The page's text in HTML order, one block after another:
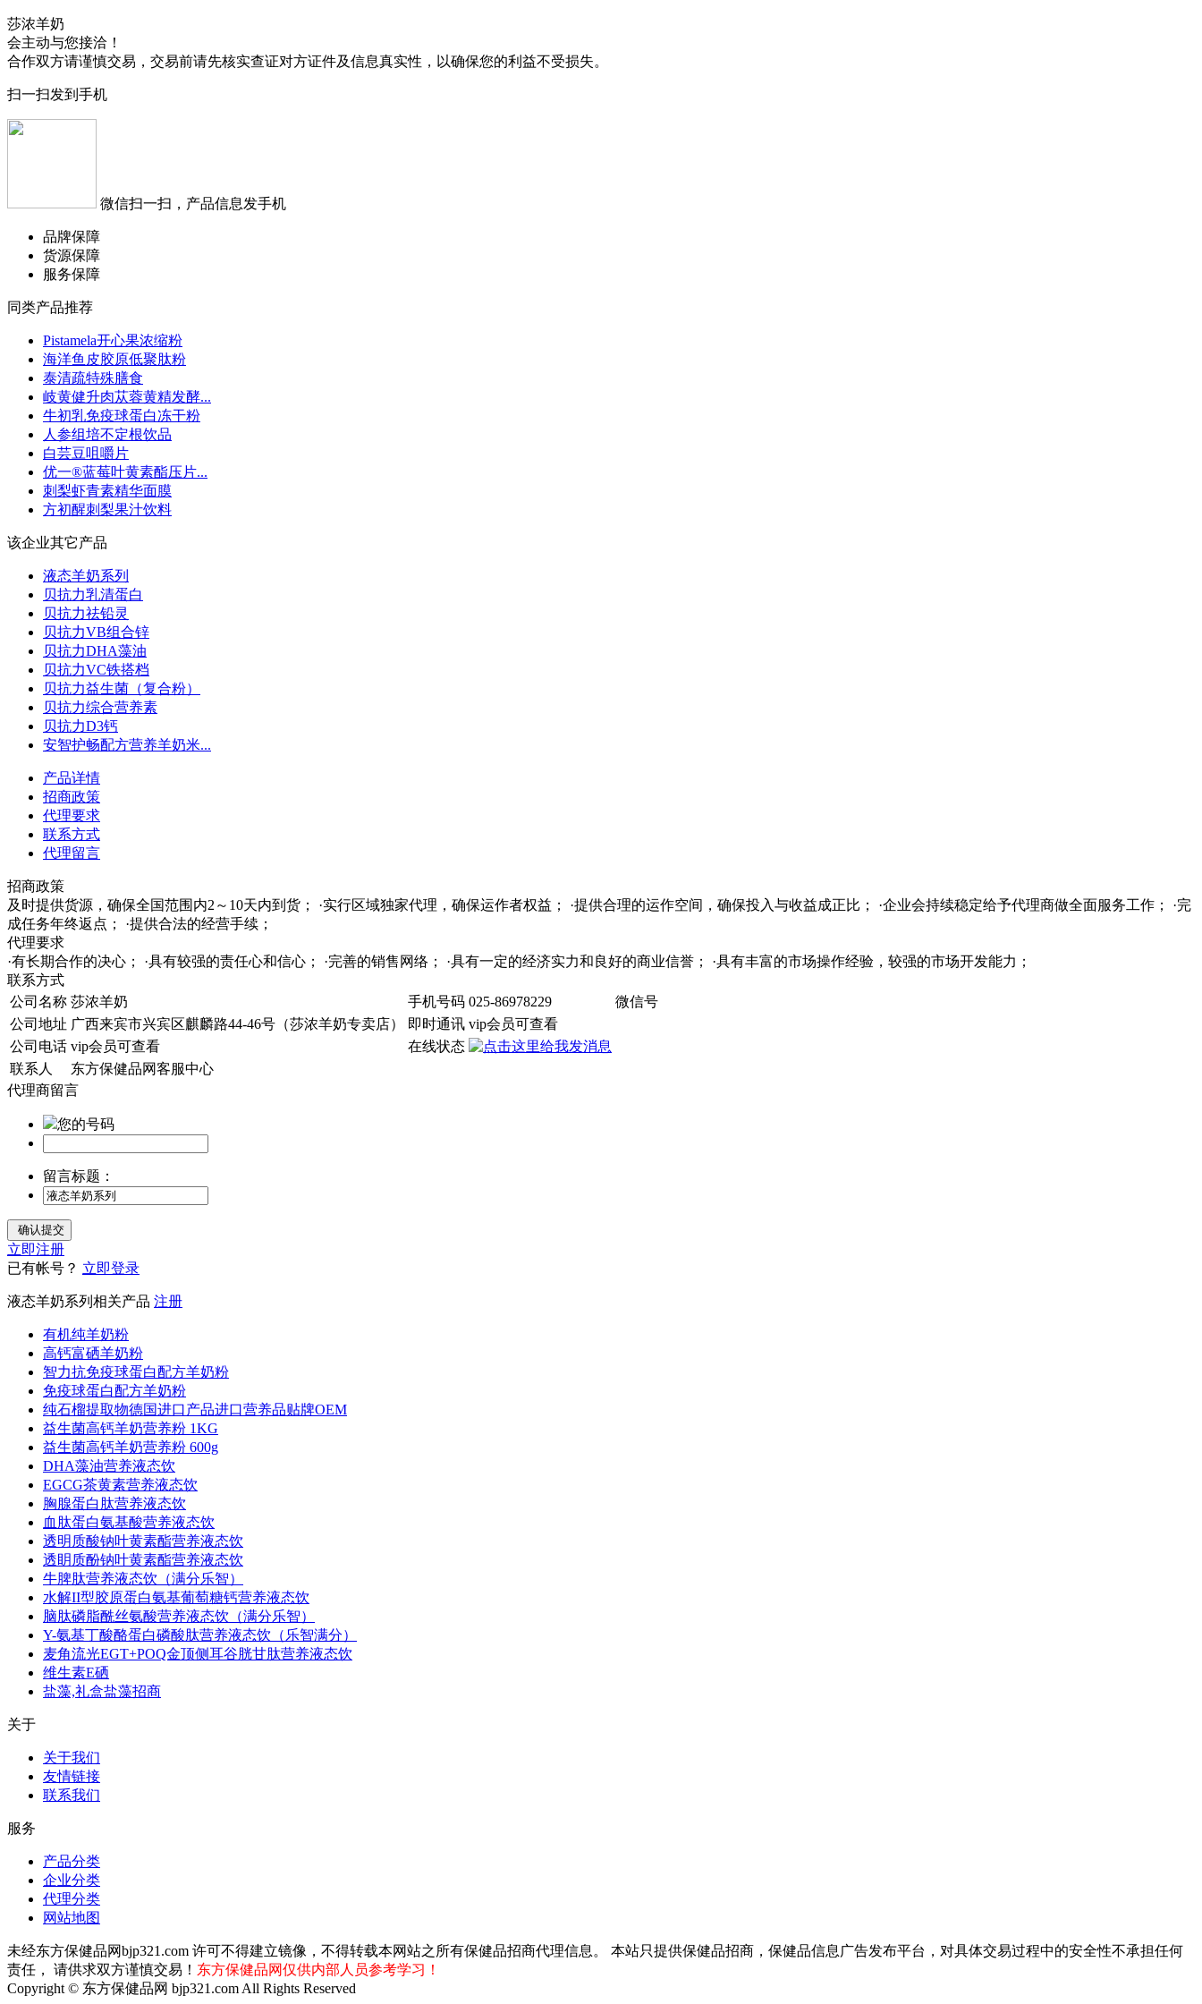
莎浓羊奶
会主动与您接洽！
合作双方请谨慎交易，交易前请先核实查证对方证件及信息真实性，以确保您的利益不受损失。
扫一扫发到手机
微信扫一扫，产品信息发手机
品牌保障
货源保障
服务保障
同类产品推荐
Pistamela开心果浓缩粉
海洋鱼皮胶原低聚肽粉
泰清疏特殊膳食
岐黄健升肉苁蓉黄精发酵...
牛初乳免疫球蛋白冻干粉
人参组培不定根饮品
白芸豆咀嚼片
优一®蓝莓叶黄素酯压片...
刺梨虾青素精华面膜
方初醒刺梨果汁饮料
该企业其它产品
液态羊奶系列
贝抗力乳清蛋白
贝抗力祛铅灵
贝抗力VB组合锌
贝抗力DHA藻油
贝抗力VC铁搭档
贝抗力益生菌（复合粉）
贝抗力综合营养素
贝抗力D3钙
安智护畅配方营养羊奶米...
产品详情
招商政策
代理要求
联系方式
代理留言
招商政策
及时提供货源，确保全国范围内2～10天内到货； ·实行区域独家代理，确保运作者权益； ·提供合理的运作空间，确保投入与收益成正比； ·企业会持续稳定给予代理商做全面服务工作； ·完
成任务年终返点； ·提供合法的经营手续；
代理要求
·有长期合作的决心； ·具有较强的责任心和信心； ·完善的销售网络； ·具有一定的经济实力和良好的商业信誉； ·具有丰富的市场操作经验，较强的市场开发能力；
联系方式
公司名称 莎浓羊奶 手机号码 025-86978229
微信号
公司地址 广西来宾市兴宾区麒麟路44-46号（莎浓羊奶专卖店） 即时通讯 vip会员可查看
公司电话 vip会员可查看
在线状态
联系人
东方保健品网客服中心
代理商留言
您的号码
留言标题：
立即注册
已有帐号？ 立即登录
液态羊奶系列相关产品 注册
有机纯羊奶粉
高钙富硒羊奶粉
智力抗免疫球蛋白配方羊奶粉
免疫球蛋白配方羊奶粉
纯石榴提取物德国进口产品进口营养品贴牌OEM
益生菌高钙羊奶营养粉 1KG
益生菌高钙羊奶营养粉 600g
DHA藻油营养液态饮
EGCG茶黄素营养液态饮
胸腺蛋白肽营养液态饮
血肽蛋白氨基酸营养液态饮
透明质酸钠叶黄素酯营养液态饮
透眀质酚钠叶黄素酯营养液态饮
牛脾肽营养液态饮（满分乐智）
水解II型胶原蛋白氨基葡萄糖钙营养液态饮
脑肽磷脂酰丝氨酸营养液态饮（满分乐智）
Y-氨基丁酸酪蛋白磷酸肽营养液态饮（乐智满分）
麦角流光EGT+POQ金顶侧耳谷胱甘肽营养液态饮
维生素E硒
盐藻,礼盒盐藻招商
关于
关于我们
友情链接
联系我们
服务
产品分类
企业分类
代理分类
网站地图
未经东方保健品网bjp321.com 许可不得建立镜像，不得转载本网站之所有保健品招商代理信息。 本站只提供保健品招商，保健品信息广告发布平台，对具体交易过程中的安全性不承担任何
责任， 请供求双方谨慎交易！ 东方保健品网仅供内部人员参考学习！
Copyright © 东方保健品网 bjp321.com All Rights Reserved